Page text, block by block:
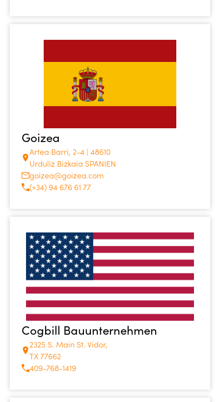
Goizea
Artea Barri, 2-4 | 48610
Urduliz Bizkaia SPANIEN
goizea@goizea.com
(+34) 94 676 61 77
Cogbill Bauunternehmen
2325 S. Main St. Vidor,
TX 77662
409-768-1419